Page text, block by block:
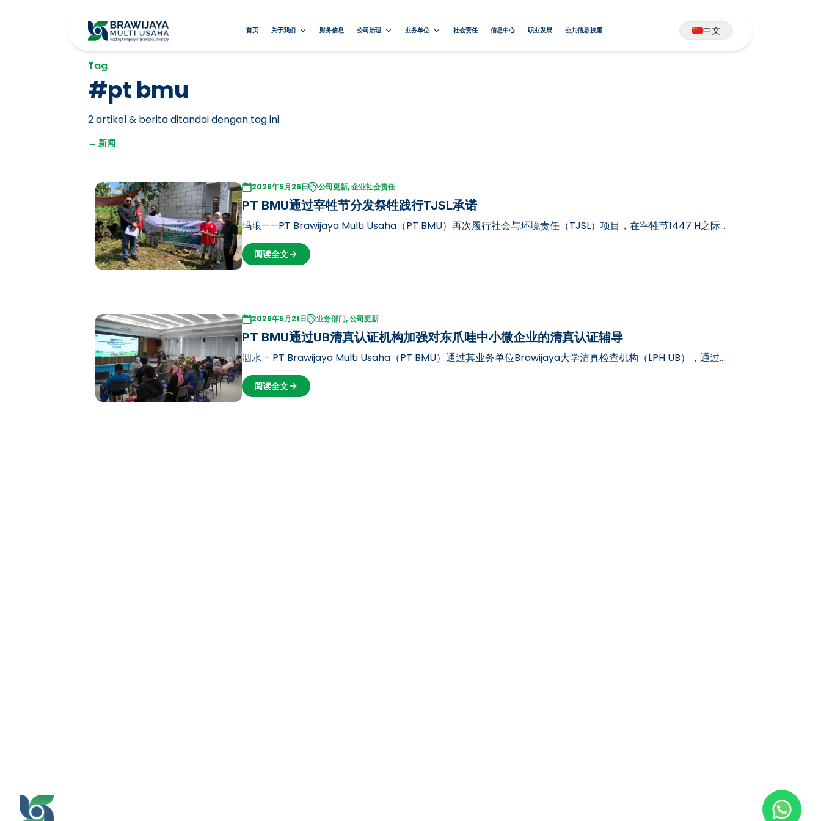
首页 关于我们 财务信息 公司治理 业务单位 社会责任 信息中心 职业发展 公共信息披露 中文
Tag
#pt bmu
2artikel & berita ditandai dengan tag ini.
← 新闻
2026年5月26日 公司更新, 企业社会责任
PT BMU通过宰牲节分发祭牲践行TJSL承诺
玛琅——PT Brawijaya Multi Usaha（PT BMU）再次履行社会与环境责任（TJSL）项目，在宰牲节1447 H之际
分发祭牲，以此表达对社区和周边环境的社会关怀。 今年宰牲节，PT BMU向多个接收点分发了11头祭牲，包…
阅读全文
2026年5月21日 业务部门, 公司更新
PT BMU通过UB清真认证机构加强对东爪哇中小微企业的清真认证辅导
泗水 – PT Brawijaya Multi Usaha（PT BMU）通过其业务单位Brawijaya大学清真检查机构（LPH UB），通过
举办东爪哇地区辅导中小微企业（UMK）清真认证的社会化和技术指导（BimTek）活动，加强其支持…
阅读全文